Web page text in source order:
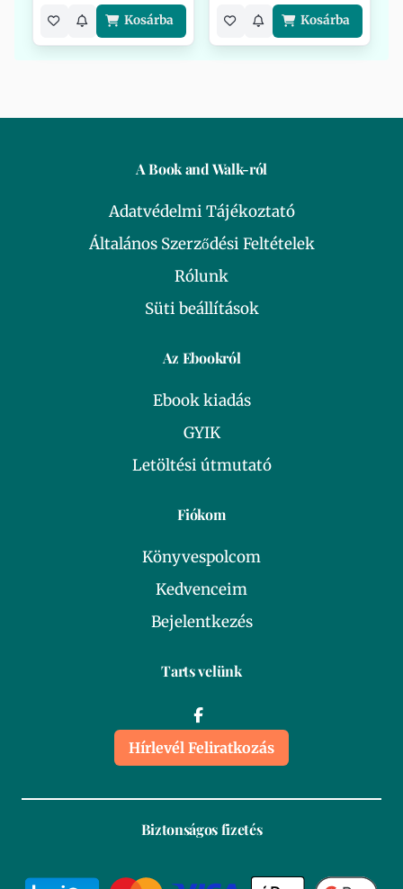
Kosárba Kosárba
A Book and Walk-ról
Adatvédelmi Tájékoztató
Általános Szerződési Feltételek
Rólunk
Süti beállítások
Az Ebookról
Ebook kiadás
GYIK
Letöltési útmutató
Fiókom
Könyvespolcom
Kedvenceim
Bejelentkezés
Tarts velünk
Hírlevél Feliratkozás
Biztonságos fizetés